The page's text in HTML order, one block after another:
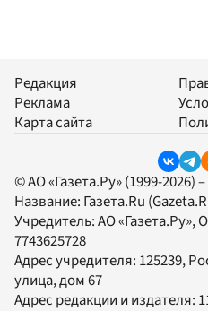
Редакция
Реклама
Карта сайта
© АО «Газета.Ру» (1999-2026)
Название: Газета.Ru
Учредитель:АО «Газета.Ру»,
7743625728
Адрес учредителя: 125239,
улица, дом 67
Адрес редакции и издателя: